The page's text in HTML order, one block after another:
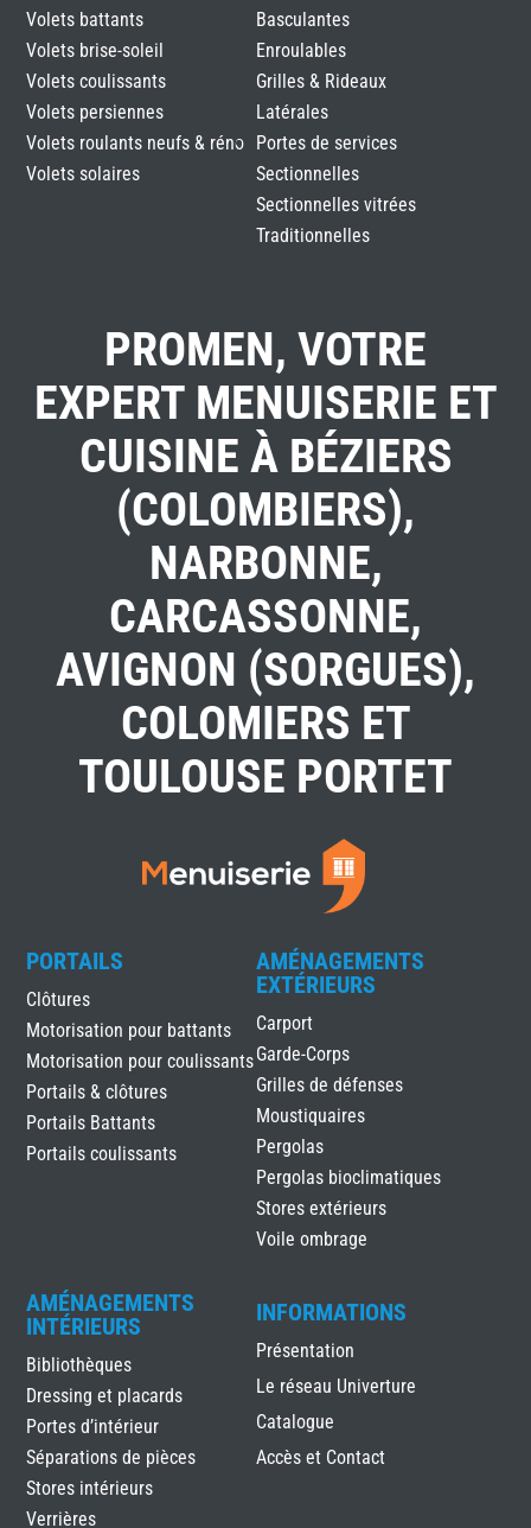
Volets battants
Volets brise-soleil
Volets coulissants
Volets persiennes
Volets roulants neufs & réno
Volets solaires
Basculantes
Enroulables
Grilles & Rideaux
Latérales
Portes de services
Sectionnelles
Sectionnelles vitrées
Traditionnelles
PROMEN, VOTRE
EXPERT MENUISERIE ET
CUISINE À BÉZIERS
(COLOMBIERS),
NARBONNE,
CARCASSONNE,
AVIGNON (SORGUES),
COLOMIERS ET
TOULOUSE PORTET
PORTAILS
Clôtures
Motorisation pour battants
Motorisation pour coulissants
Portails & clôtures
Portails Battants
Portails coulissants
AMÉNAGEMENTS
EXTÉRIEURS
Carport
Garde-Corps
Grilles de défenses
Moustiquaires
Pergolas
Pergolas bioclimatiques
Stores extérieurs
Voile ombrage
AMÉNAGEMENTS
INTÉRIEURS
Bibliothèques
Dressing et placards
Portes d’intérieur
Séparations de pièces
Stores intérieurs
Verrières
INFORMATIONS
Présentation
Le réseau Univerture
Catalogue
Accès et Contact